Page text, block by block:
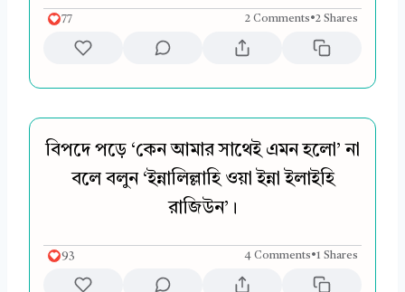
77 2 Comments•2 Shares
বিপদে পড়ে ‘কেন আমার সাথেই এমন হলো’ না
বলে বলুন ‘ইন্নালিল্লাহি ওয়া ইন্না ইলাইহি
রাজিউন’।
93 4 Comments•1 Shares